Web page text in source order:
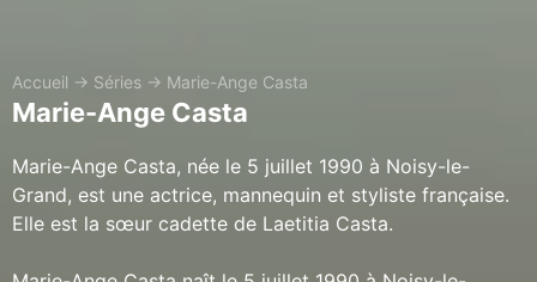
Accueil → Séries → Marie-Ange Casta
Marie-Ange Casta
Marie-Ange Casta, née le 5 juillet 1990 à Noisy-le-
Grand, est une actrice, mannequin et styliste française.
Elle est la sœur cadette de Laetitia Casta.